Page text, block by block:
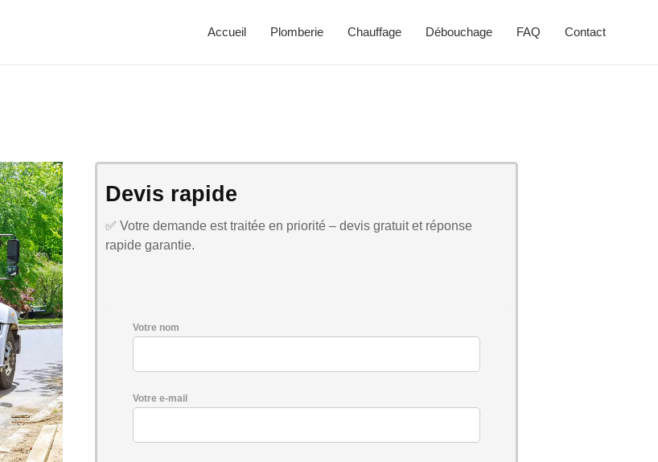
Accueil Plomberie Chauffage Débouchage FAQ Contact
Devis rapide
✅ Votre demande est traitée en priorité – devis gratuit et réponse
rapide garantie.
Votre nom
Votre e-mail